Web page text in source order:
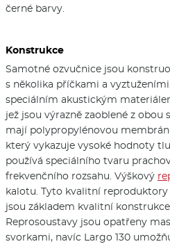
černé barvy.
Konstrukce
Samotné ozvučnice jsou
s několika příčkami a
speciálním akustickým
jež jsou výrazně zaoblené z obou
mají polypropylénovou
který vykazuje vysoké hodnoty
používá speciálního tvaru
frekvenčního rozsahu. Výškový
kalotu. Tyto kvalitní
jsou základem kvalitní
Reprosoustavy jsou opatřeny
svorkami, navíc Largo 130